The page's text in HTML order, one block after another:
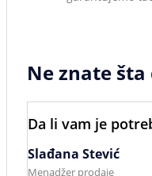
Ne znate
Da li vam je
Slađana Stević
Menadžer prodaje